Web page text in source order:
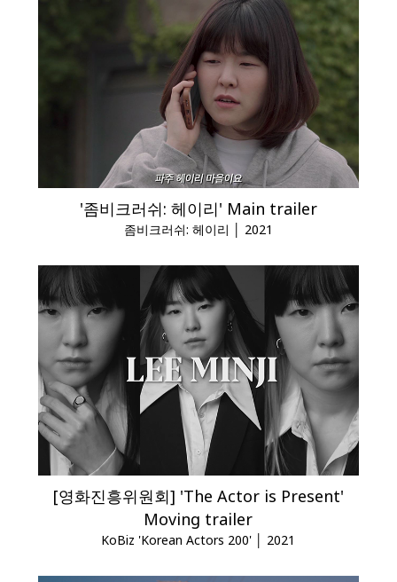
'좀비크러쉬: 헤이리' Main trailer
좀비크러쉬: 헤이리 │ 2021
[영화진흥위원회] 'The Actor is Present'
Moving trailer
KoBiz 'Korean Actors 200' │ 2021